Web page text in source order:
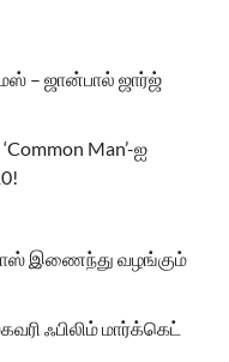
– ஜான்பால் ஜார்ஜ்
Man’-ஐ
இணைந்து வழங்கும்
ஃபிலிம் மார்க்கெட்